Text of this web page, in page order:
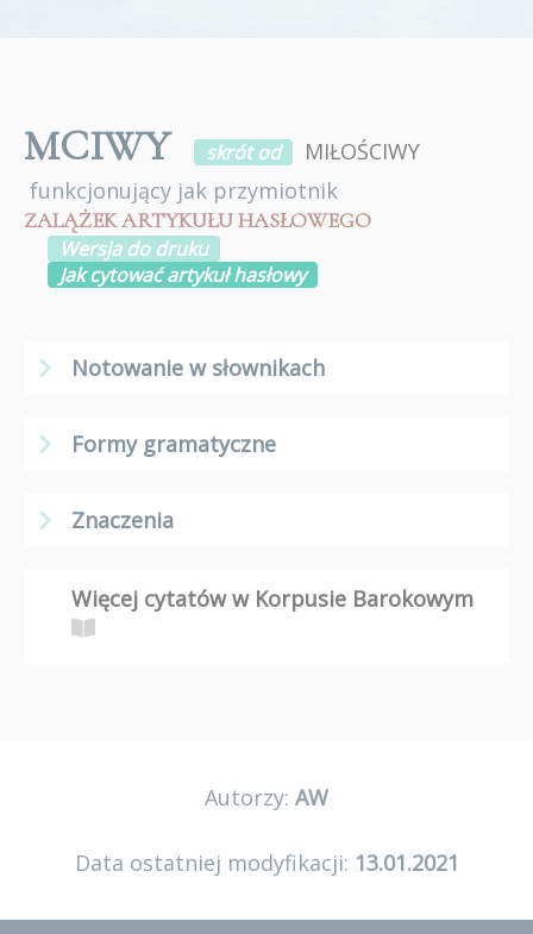
MCIWY skrót od
MIŁOŚCIWY
funkcjonujący jak przymiotnik
ZALĄŻEK ARTYKUŁU HASŁOWEGO
Wersja do druku
Jak cytować artykuł hasłowy
Notowanie w słownikach
Formy gramatyczne
Znaczenia
Więcej cytatów w Korpusie Barokowym
Autorzy: AW
Data ostatniej modyfikacji: 13.01.2021